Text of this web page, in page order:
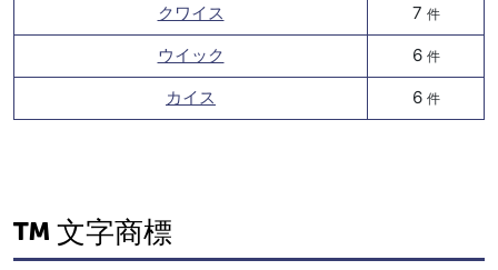
クワイス
7 件
ウイック 6 件
カイス 6 件
文字商標